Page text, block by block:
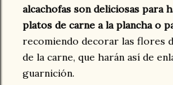
alcachofas son deliciosas para
platos de carne a la plancha o
recomiendo decorar las flores
de la carne, que harán así de
guarnición.